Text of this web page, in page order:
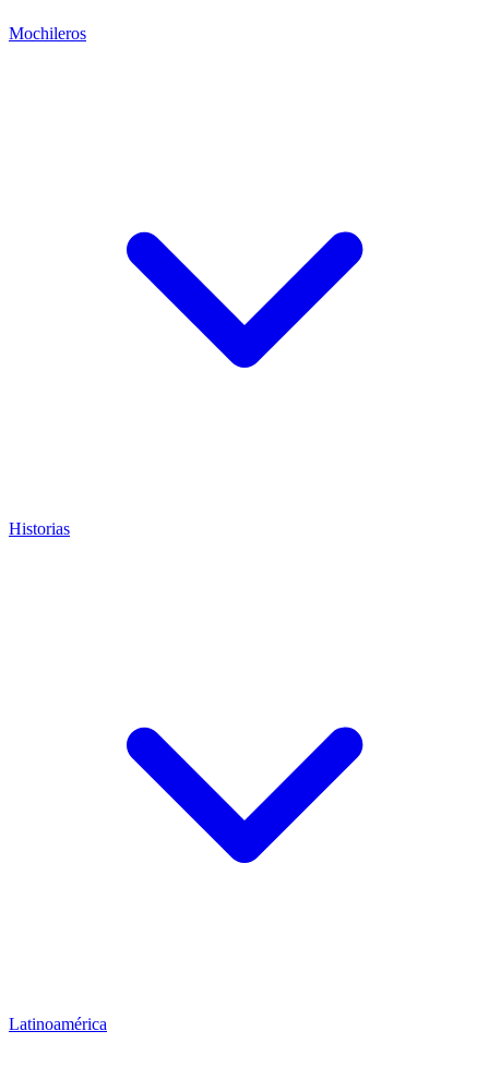
Mochileros
Historias
Latinoamérica